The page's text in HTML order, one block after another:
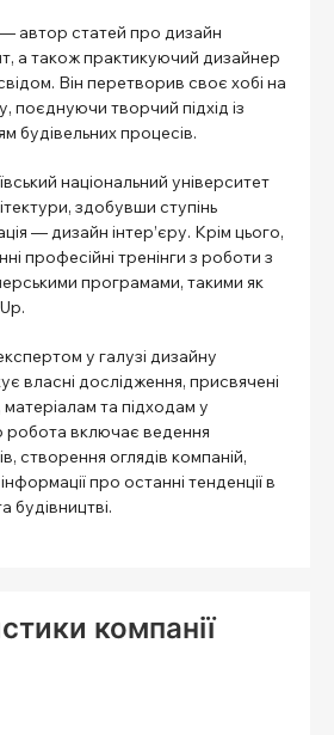
автор статей про дизайн
а також практикуючий дизайнер
Він перетворив своє хобі на
поєднуючи творчий підхід із
будівельних процесів.
національний університет
здобувши ступінь
— дизайн інтер’єру. Крім цього,
професійні тренінги з роботи з
програмами, такими як
у галузі дизайну
власні дослідження, присвячені
та підходам у
робота включає ведення
створення оглядів компаній,
про останні тенденції в
будівництві.
компанії